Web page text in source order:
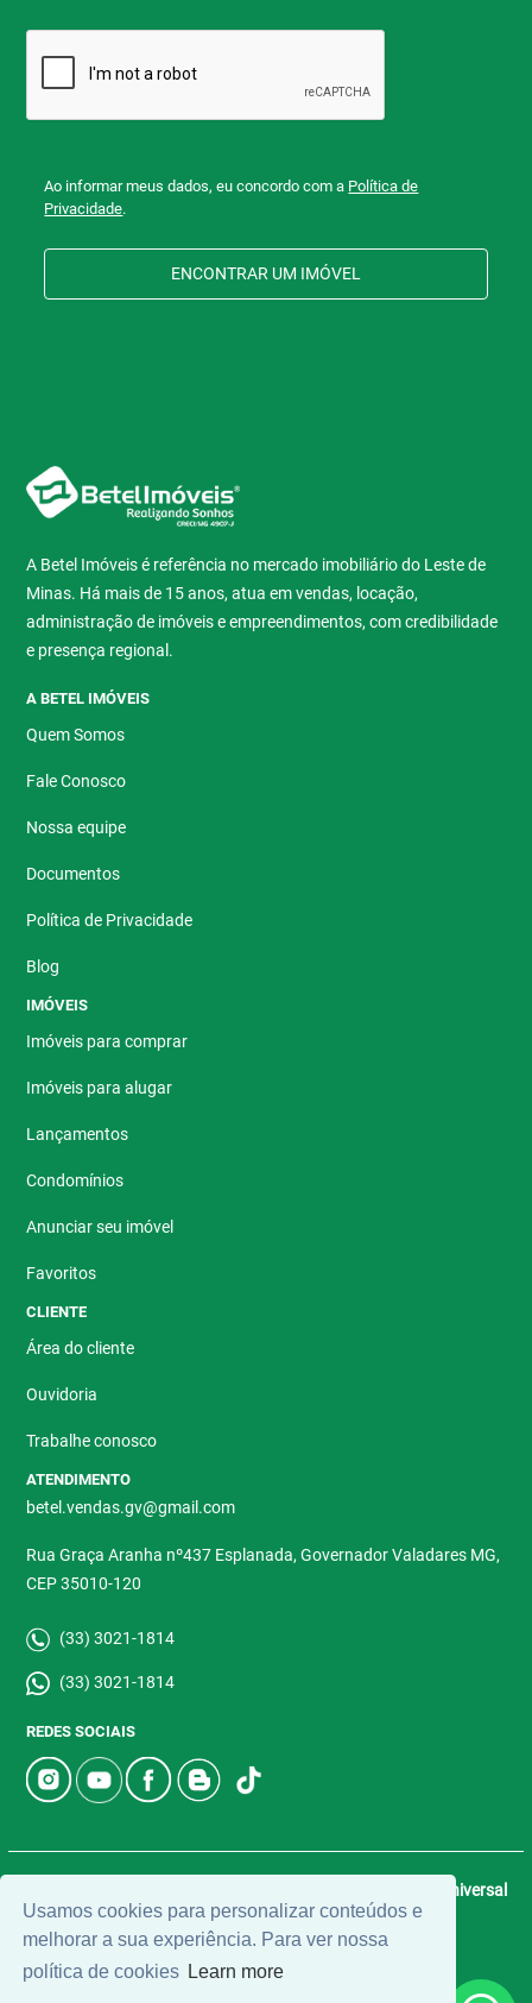
Usamos cookies para personalizar conteúdos e
melhorar a sua experiência. Para ver nossa
política de cookies Learn more
Ao informar meus dados, eu concordo com a Política de
Privacidade.
ENCONTRAR UM IMÓVEL
A Betel Imóveis é referência no mercado imobiliário do Leste de
Minas. Há mais de 15 anos, atua em vendas, locação,
administração de imóveis e empreendimentos, com credibilidade
e presença regional.
A BETEL IMÓVEIS
Quem Somos
Fale Conosco
Nossa equipe
Documentos
Política de Privacidade
Blog
IMÓVEIS
Imóveis para comprar
Imóveis para alugar
Lançamentos
Condomínios
Anunciar seu imóvel
Favoritos
CLIENTE
Área do cliente
Ouvidoria
Trabalhe conosco
ATENDIMENTO
betel.vendas.gv@gmail.com
Rua Graça Aranha nº437 Esplanada, Governador Valadares MG,
CEP 35010-120
(33) 3021-1814
(33) 3021-1814
REDES SOCIAIS
Universal
Software.